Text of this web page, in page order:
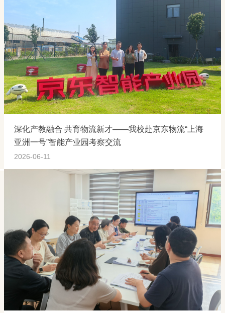
深化产教融合 共育物流新才——我校赴京东物流“上海
亚洲一号”智能产业园考察交流
2026-06-11